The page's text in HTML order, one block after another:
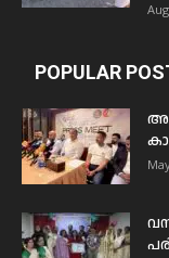
POPULAR